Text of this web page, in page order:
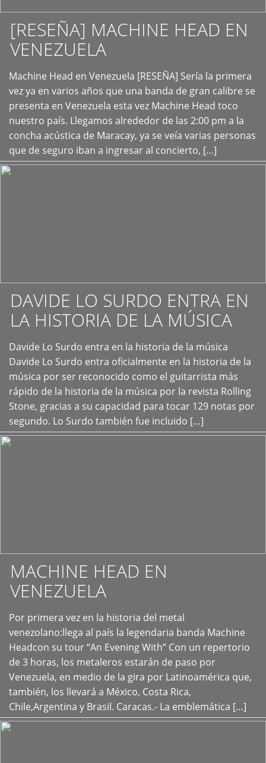
[RESEÑA] MACHINE HEAD EN
VENEZUELA
Machine Head en Venezuela [RESEÑA] Sería la primera
vez ya en varios años que una banda de gran calibre se
presenta en Venezuela esta vez Machine Head toco
nuestro país. Llegamos alrededor de las 2:00 pm a la
concha acústica de Maracay, ya se veía varias personas
que de seguro iban a ingresar al concierto, […]
+
DAVIDE LO SURDO ENTRA EN
LA HISTORIA DE LA MÚSICA
Davide Lo Surdo entra en la historia de la música
Davide Lo Surdo entra oficialmente en la historia de la
música por ser reconocido como el guitarrista más
rápido de la historia de la música por la revista Rolling
Stone, gracias a su capacidad para tocar 129 notas por
segundo. Lo Surdo también fue incluido […]
+
MACHINE HEAD EN
VENEZUELA
Por primera vez en la historia del metal
venezolano:llega al país la legendaria banda Machine
Headcon su tour “An Evening With” Con un repertorio
de 3 horas, los metaleros estarán de paso por
Venezuela, en medio de la gira por Latinoamérica que,
también, los llevará a México, Costa Rica,
Chile,Argentina y Brasil. Caracas.- La emblemática […]
+